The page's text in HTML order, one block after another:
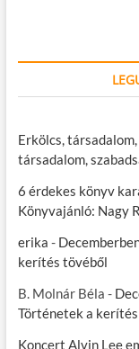
Erkölcs,
társadalom,
6 érdekes könyv
Könyvajánló: Nagy
erika -
kerítés tövéből
B. Molnár Béla -
Történetek a
Koncert Alvin Lee